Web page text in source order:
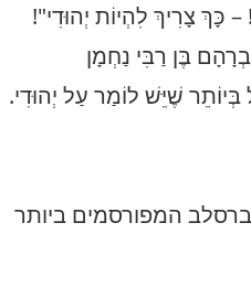
צָרִיךְ לִהְיוֹת יְהוּדִי"!
בֶּן רַבִּי נַחְמָן
שֶׁיֵּשׁ לוֹמַר עַל יְהוּדִי.
ברסלב המפורסמים ביותר